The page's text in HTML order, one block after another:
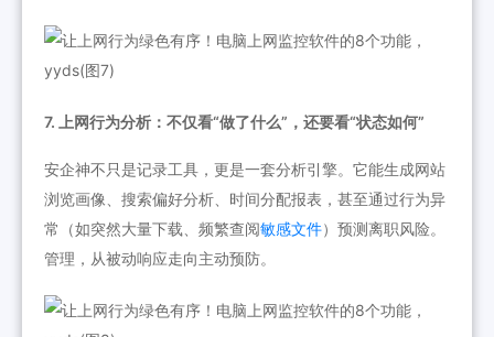
7. 上网行为分析：不仅看“做了什么”，还要看“状态如何”
安企神不只是记录工具，更是一套分析引擎。它能生成网站
浏览画像、搜索偏好分析、时间分配报表，甚至通过行为异
常（如突然大量下载、频繁查阅敏感文件）预测离职风险。
管理，从被动响应走向主动预防。